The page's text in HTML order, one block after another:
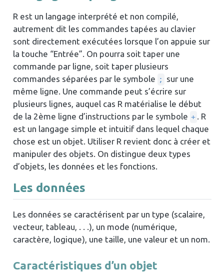
R est un langage interprété et non compilé,
autrement dit les commandes tapées au clavier
sont directement exécutées lorsque l’on appuie sur
la touche “Entrée”. On pourra soit taper une
commande par ligne, soit taper plusieurs
commandes séparées par le symbole ;
sur une
même ligne. Une commande peut s’écrire sur
plusieurs lignes, auquel cas R matérialise le début
de la 2ème ligne d’instructions par le symbole +
. R
est un langage simple et intuitif dans lequel chaque
chose est un objet. Utiliser R revient donc à créer et
manipuler des objets. On distingue deux types
d’objets, les données et les fonctions.
Les données
Les données se caractérisent par un type (scalaire,
vecteur, tableau, . . .), un mode (numérique,
caractère, logique), une taille, une valeur et un nom.
Caractéristiques d’un objet